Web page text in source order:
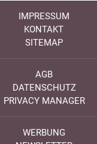
IMPRESSUM
KONTAKT
SITEMAP
AGB
DATENSCHUTZ
PRIVACY MANAGER
WERBUNG